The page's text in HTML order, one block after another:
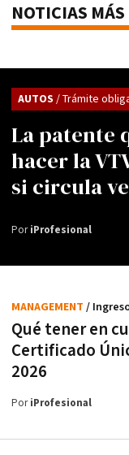
NOTICIAS
La patente
hacer la
si circula
AUTOS / Trámite
PoriProfesional
Qué tener en
Certificado
2026
MANAGEMENT /
PoriProfesional